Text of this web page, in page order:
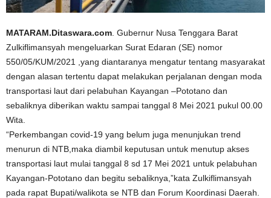
MATARAM.Ditaswara.com . Gubernur Nusa Tenggara Barat
Zulkiflimansyah mengeluarkan Surat Edaran (SE) nomor
550/05/KUM/2021 ,yang diantaranya mengatur tentang masyarakat
dengan alasan tertentu dapat melakukan perjalanan dengan moda
transportasi laut dari pelabuhan Kayangan –Pototano dan
sebaliknya diberikan waktu sampai tanggal 8 Mei 2021 pukul 00.00
Wita.
“Perkembangan covid-19 yang belum juga menunjukan trend
menurun di NTB,maka diambil keputusan untuk menutup akses
transportasi laut mulai tanggal 8 sd 17 Mei 2021 untuk pelabuhan
Kayangan-Pototano dan begitu sebaliknya,”kata Zulkiflimansyah
pada rapat Bupati/walikota se NTB dan Forum Koordinasi Daerah.